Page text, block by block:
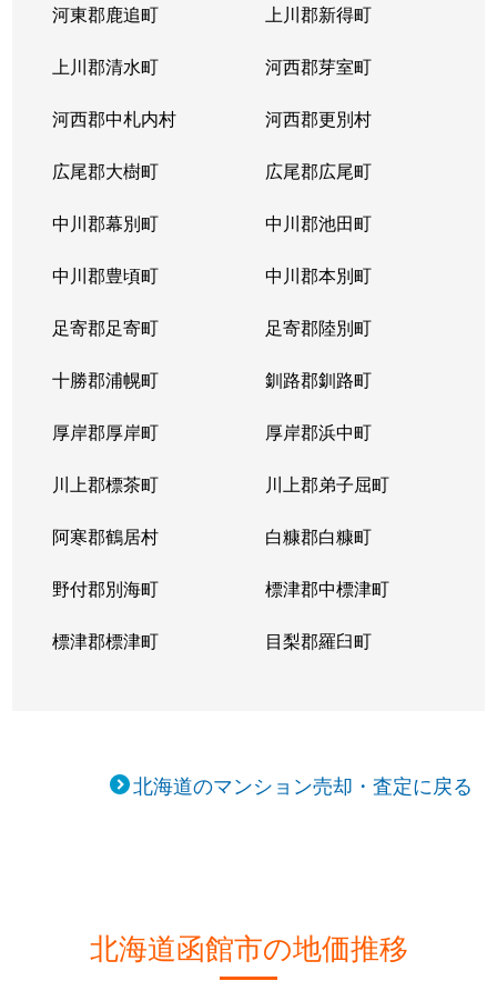
河東郡鹿追町 上川郡新得町
上川郡清水町 河西郡芽室町
河西郡中札内村 河西郡更別村
広尾郡大樹町 広尾郡広尾町
中川郡幕別町 中川郡池田町
中川郡豊頃町 中川郡本別町
足寄郡足寄町 足寄郡陸別町
十勝郡浦幌町 釧路郡釧路町
厚岸郡厚岸町 厚岸郡浜中町
川上郡標茶町 川上郡弟子屈町
阿寒郡鶴居村 白糠郡白糠町
野付郡別海町 標津郡中標津町
標津郡標津町 目梨郡羅臼町
北海道のマンション売却・査定に戻る
北海道函館市の地価推移